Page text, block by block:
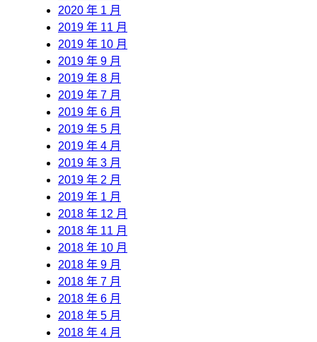
2020 年 1 月
2019 年 11 月
2019 年 10 月
2019 年 9 月
2019 年 8 月
2019 年 7 月
2019 年 6 月
2019 年 5 月
2019 年 4 月
2019 年 3 月
2019 年 2 月
2019 年 1 月
2018 年 12 月
2018 年 11 月
2018 年 10 月
2018 年 9 月
2018 年 7 月
2018 年 6 月
2018 年 5 月
2018 年 4 月